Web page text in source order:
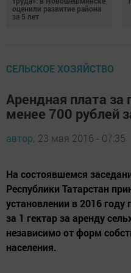
оценили развитие района
за 5 лет
СЕЛЬСКОЕ ХОЗЯЙСТВО
Арендная плата
менее 700 рублей
автор, 23 мая 2016 - 07:35
На состоявшемся
Республики Татарстан
установлении в 2016
за 1 гектар за аренду
независимо от форм
населения.